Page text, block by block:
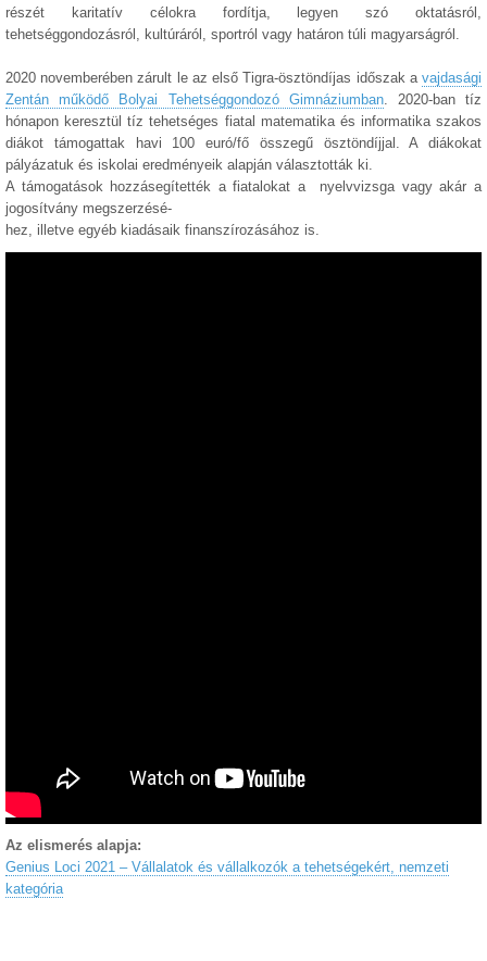
részét karitatív célokra fordítja, legyen szó oktatásról,
tehetséggondozásról, kultúráról, sportról vagy határon túli magyarságról.
2020 novemberében zárult le az első Tigra-ösztöndíjas időszak a vajdasági
Zentán működő Bolyai Tehetséggondozó Gimnáziumban. 2020-ban tíz
hónapon keresztül tíz tehetséges fiatal matematika és informatika szakos
diákot támogattak havi 100 euró/fő összegű ösztöndíjjal. A diákokat
pályázatuk és iskolai eredményeik alapján választották ki.
A támogatások hozzásegítették a fiatalokat a nyelvvizsga vagy akár a
jogosítvány megszerzésé-
hez, illetve egyéb kiadásaik finanszírozásához is.
Az elismerés alapja:
Genius Loci 2021 – Vállalatok és vállalkozók a tehetségekért, nemzeti
kategória